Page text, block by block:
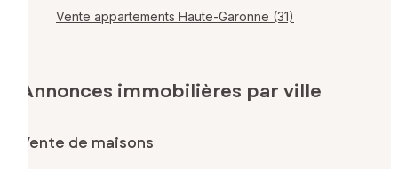
Vente appartements Haute-Garonne (31)
Annonces immobilières par ville
Vente de maisons